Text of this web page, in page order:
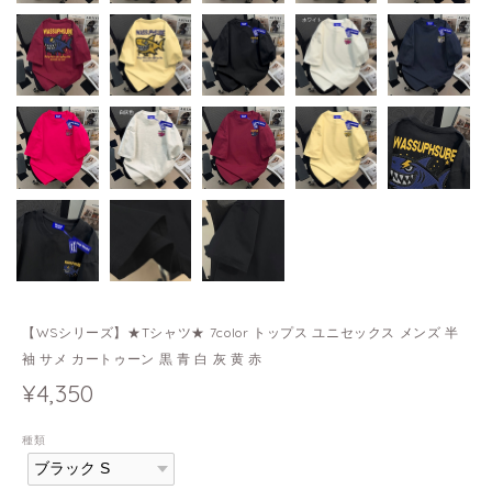
【WSシリーズ】★Tシャツ★ 7color トップス ユニセックス メンズ 半
袖 サメ カートゥーン 黒 青 白 灰 黄 赤
¥4,350
種類